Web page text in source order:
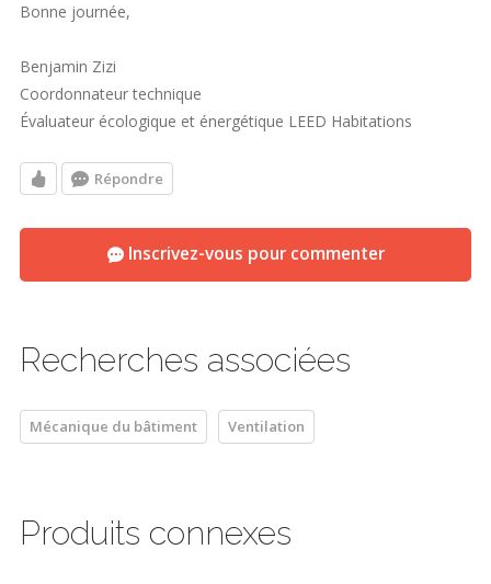
Bonne journée,
Benjamin Zizi
Coordonnateur technique
Évaluateur écologique et énergétique LEED Habitations
Répondre
Inscrivez-vous pour commenter
Recherches associées
Mécanique du bâtiment Ventilation
Produits connexes